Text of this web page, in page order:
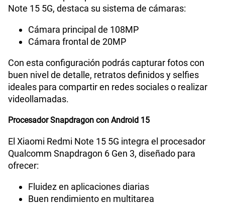
GPS
Reconocimiento Facial
Lector de Huella
VoLTE
VoWiFi
Compatibilidad con eSIM
Note 15 5G, destaca su sistema de cámaras:
Cámara principal de 108MP
Cámara frontal de 20MP
Con esta configuración podrás capturar fotos con
buen nivel de detalle, retratos definidos y selfies
ideales para compartir en redes sociales o realizar
videollamadas.
Procesador Snapdragon con Android 15
El Xiaomi Redmi Note 15 5G integra el procesador
Qualcomm Snapdragon 6 Gen 3, diseñado para
ofrecer:
Fluidez en aplicaciones diarias
Buen rendimiento en multitarea